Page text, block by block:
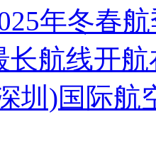
年冬春
长航线开航
圳)国际